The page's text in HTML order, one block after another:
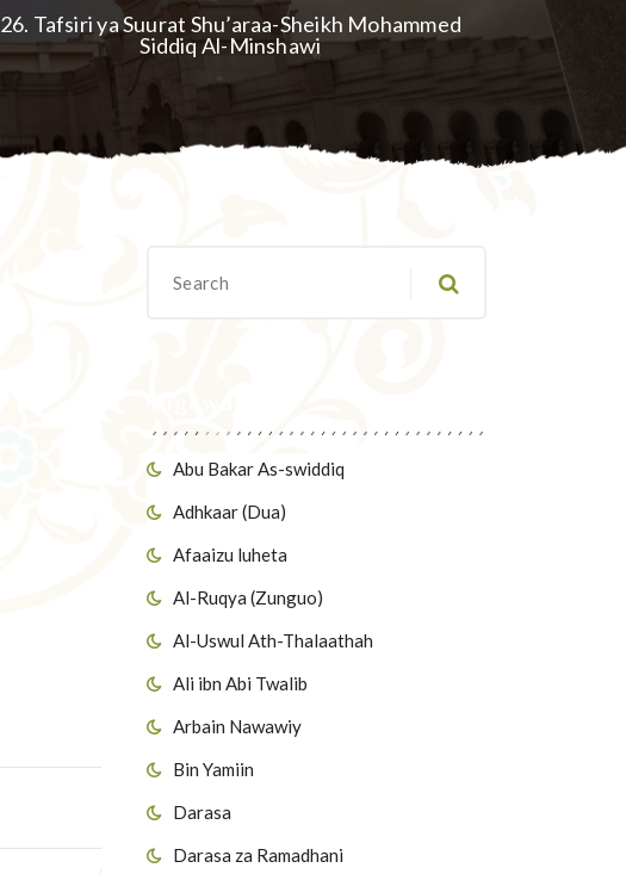
26. Tafsiri ya Suurat Shu’araa-Sheikh Mohammed
Siddiq Al-Minshawi
Abu Bakar As-swiddiq
Adhkaar (Dua)
Afaaizu luheta
Al-Ruqya (Zunguo)
Al-Uswul Ath-Thalaathah
Ali ibn Abi Twalib
Arbain Nawawiy
Bin Yamiin
Darasa
Darasa za Ramadhani